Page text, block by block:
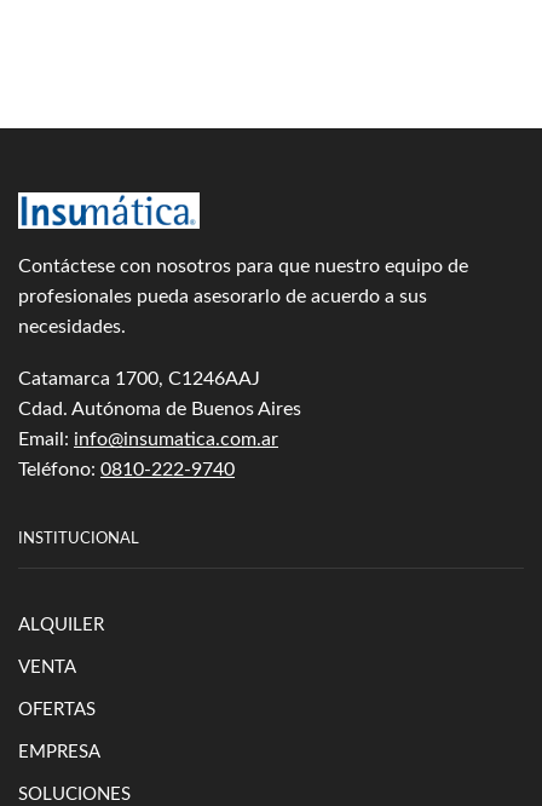
Contáctese con nosotros para que nuestro equipo de
profesionales pueda asesorarlo de acuerdo a sus
necesidades.
Catamarca 1700, C1246AAJ
Cdad. Autónoma de Buenos Aires
Email: info@insumatica.com.ar
Teléfono: 0810-222-9740
INSTITUCIONAL
ALQUILER
VENTA
OFERTAS
EMPRESA
SOLUCIONES